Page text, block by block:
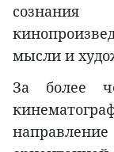
мысли и
За более